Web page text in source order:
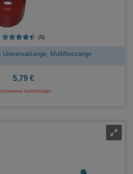
(5)
Universalzange, Multiflexzange
5,79 €
Ausführungen